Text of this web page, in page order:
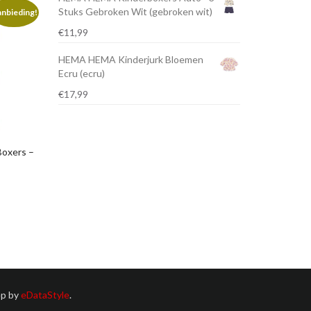
–
Stuks Gebroken Wit (gebroken wit)
€11,99
HEMA HEMA Kinderjurk Bloemen
Ecru (ecru)
€17,99
byeDataStyle.